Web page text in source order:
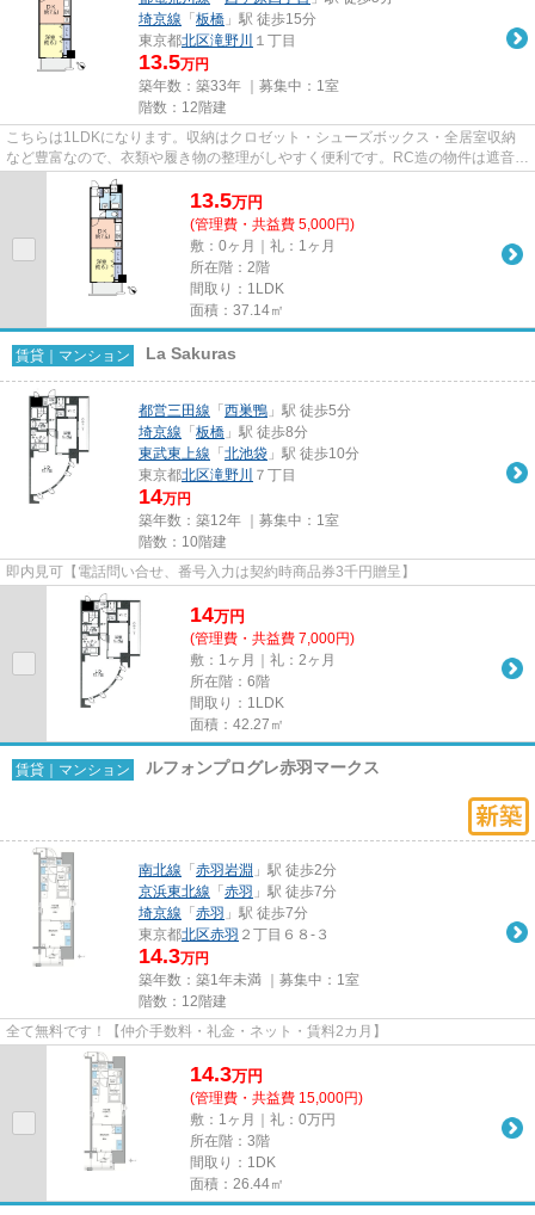
埼京線 「 板橋 」駅 徒歩15分
東京都北区滝野川 １丁目
13.5万円
築年数：築33年 ｜募集中： 1室
階数：12階建
こちらは1LDKになります。収納はクロゼット・シューズボックス・全居室収納
など豊富なので、衣類や履き物の整理がしやすく便利です。RC造の物件は遮音性
が非常に高いので静かな環境を...
13.5万円
(管理費・共益費 5,000円)
敷：0ヶ月｜礼：1ヶ月
所在階：2階
間取り：1LDK
面積：37.14㎡
賃貸｜マンション La Sakuras
都営三田線 「 西巣鴨 」駅 徒歩5分
埼京線 「 板橋 」駅 徒歩8分
東武東上線 「 北池袋 」駅 徒歩10分
東京都北区滝野川 ７丁目
14万円
築年数：築12年 ｜募集中： 1室
階数：10階建
即内見可【電話問い合せ、番号入力は契約時商品券3千円贈呈】
14万円
(管理費・共益費 7,000円)
敷：1ヶ月｜礼：2ヶ月
所在階：6階
間取り：1LDK
面積：42.27㎡
賃貸｜マンション ルフォンプログレ赤羽マークス
南北線 「 赤羽岩淵 」駅 徒歩2分
京浜東北線 「 赤羽 」駅 徒歩7分
埼京線 「 赤羽 」駅 徒歩7分
東京都北区赤羽 ２丁目６８-３
14.3万円
築年数：築1年未満 ｜募集中： 1室
階数：12階建
全て無料です！【仲介手数料・礼金・ネット・賃料2カ月】
14.3万円
(管理費・共益費 15,000円)
敷：1ヶ月｜礼：0万円
所在階：3階
間取り：1DK
面積：26.44㎡